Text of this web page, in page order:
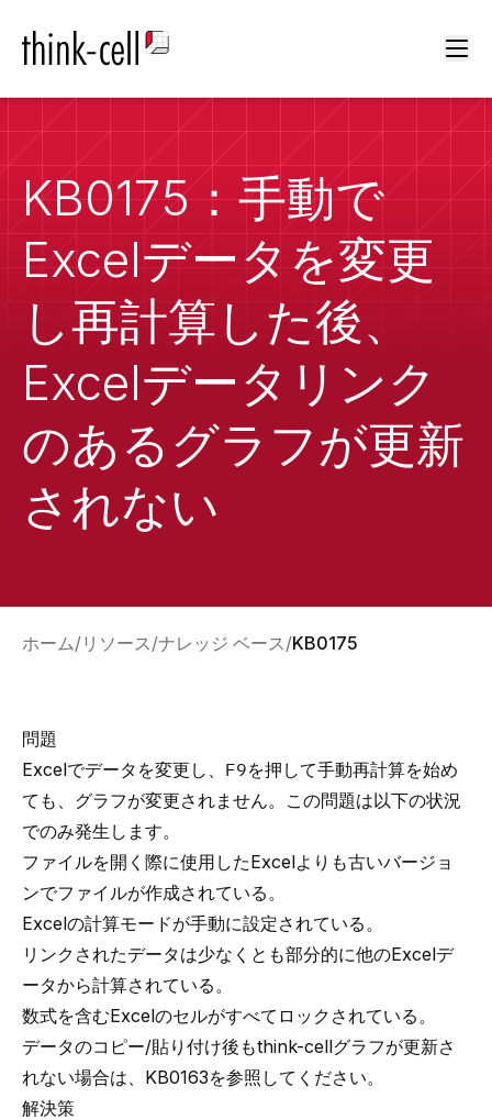
KB0175：手動で
Excelデータを変更
し再計算した後、
Excelデータリンク
のあるグラフが更新
されない
ホーム リソース ナレッジ ベース KB0175
問題
Excelでデータを変更し、 F9を押して手動再計算を始め
ても、グラフが変更されません。この問題は以下の状況
でのみ発生します。
ファイルを開く際に使用したExcelよりも古いバージョ
ンでファイルが作成されている。
Excelの計算モードが手動に設定されている。
リンクされたデータは少なくとも部分的に他のExcelデ
ータから計算されている。
数式を含むExcelのセルがすべてロックされている。
データのコピー/貼り付け後もthink-cellグラフが更新さ
れない場合は、 KB0163を参照してください。
解決策